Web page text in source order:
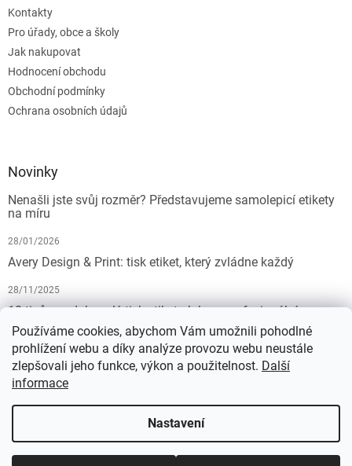
Používáme cookies, abychom Vám umožnili pohodlné
prohlížení webu a díky analýze provozu webu neustále
zlepšovali jeho funkce, výkon a použitelnost. Další
informace
Nastavení
Kontakty
Pro úřady, obce a školy
Jak nakupovat
Hodnocení obchodu
Obchodní podmínky
Ochrana osobních údajů
Novinky
Nenašli jste svůj rozměr? Představujeme samolepicí etikety
na míru
28/01/2026
Avery Design & Print: tisk etiket, který zvládne každý
28/11/2025
10 tipů pro dokonalý tisk etiket: Jak na profesionální
výsledek bez starostí
19/07/2025
KALEDA, a.s. | etikety-stitky.cz